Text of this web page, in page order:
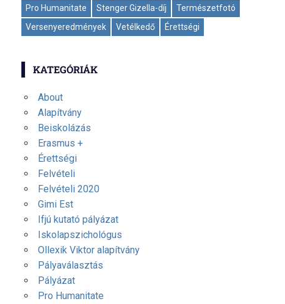
Pro Humanitate
Stenger Gizella-díj
Természetfotó
Versenyeredmények
Vetélkedő Érettségi
KATEGÓRIÁK
About
Alapítvány
Beiskolázás
Erasmus +
Érettségi
Felvételi
Felvételi 2020
Gimi Est
Ifjú kutató pályázat
Iskolapszichológus
Ollexik Viktor alapítvány
Pályaválasztás
Pályázat
Pro Humanitate